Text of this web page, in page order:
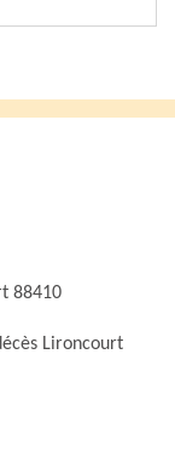
88410
Lironcourt